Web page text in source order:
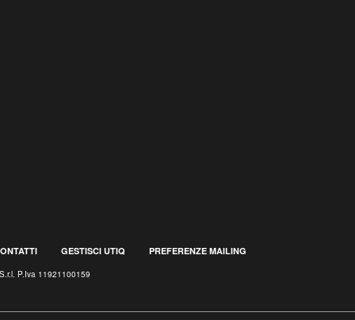
GESTISCI UTIQ PREFERENZE MAILING
P.Iva 11921100159